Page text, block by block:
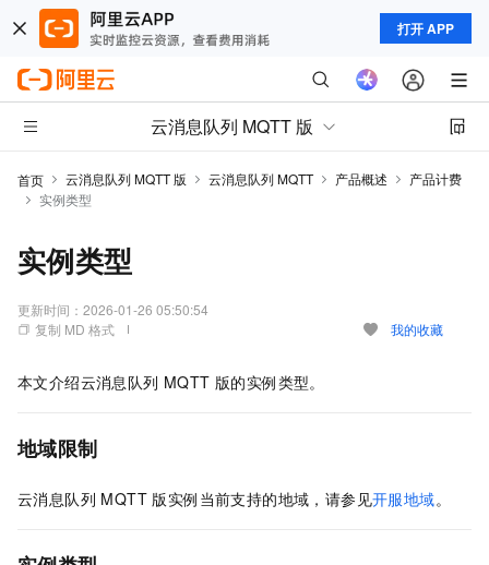
打开 APP
云消息队列 MQTT 版
首页 云消息队列 MQTT 版 云消息队列 MQTT 产品概述
产品计费
实例类型
实例类型
更新时间： 2026-01-26 05:50:54
复制 MD 格式
我的收藏
本文介绍云消息队列 MQTT 版的实例类型。
地域限制
云消息队列 MQTT 版实例当前支持的地域，请参见开服地域。